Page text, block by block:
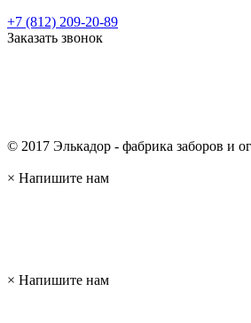
+7 (812) 209-20-89
Заказать звонок
© 2017 Элькадор - фабрика заборов и
× Напишите нам
× Напишите нам